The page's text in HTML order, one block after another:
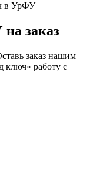
в УрФУ
на заказ
заказ нашим
ключ» работу с